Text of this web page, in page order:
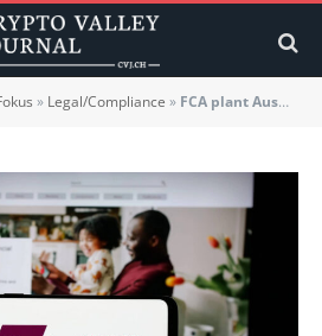
» Legal/Compliance » FCA plant Ausnahmen für Krypto-Unternehmen